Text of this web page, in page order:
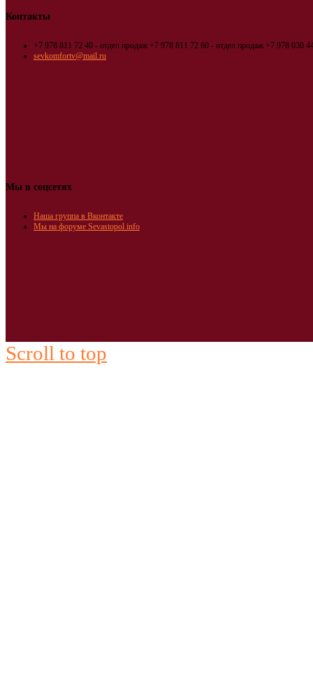
Контакты
+7 978 811 72 40 - отдел продаж +7 978 811 72 60 - отдел продаж +7 978 030
sevkomfortv@mail.ru
Мы в соцсетях
Наша группа в Вконтакте
Мы на форуме Sevastopol.info
Scroll to top